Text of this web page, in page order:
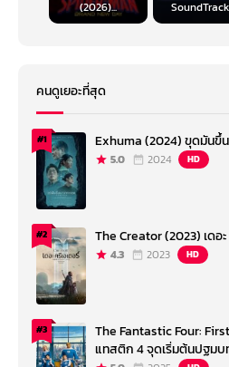
(2026)...
คนดูเยอะที่สุด
#1 Exhuma (2024) ขุดมันขึ้
5.0 2024 HD
#2 The Creator (2023) เดอ
4.3 2023 HD
#3
The Fantastic Four:
แทสติก 4 จุดเริ่มต้นปฐมบ